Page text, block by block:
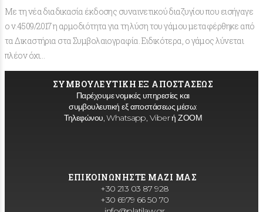
Με τη νέα διαδικασία έκδοσης συναινετικού διαζυγίου που εισήγαγε
ο ν.4509/2017 η αρμοδιότητα για τη λύση του γάμου μεταφέρθηκε από
τα Δικαστήρια στα Συμβολαιογραφία. Ειδικότερα, ο γάμος λύνεται
πλέον όχι…
ΣΥΜΒΟΥΛΕΥΤΙΚΗ ΕΞ ΑΠΟΣΤΑΣΕΩΣ
Παρέχουμε νομικές υπηρεσίες και
συμβουλευτική εξ αποστάσεως μέσω:
Τηλεφώνου, Whatsapp, Viber ή ΖΟΟΜ
ΕΠΙΚΟΙΝΩΝΗΣΤΕ ΜΑΖΙ ΜΑΣ
+30 213 03 87 928
+30 6979 66 50 70